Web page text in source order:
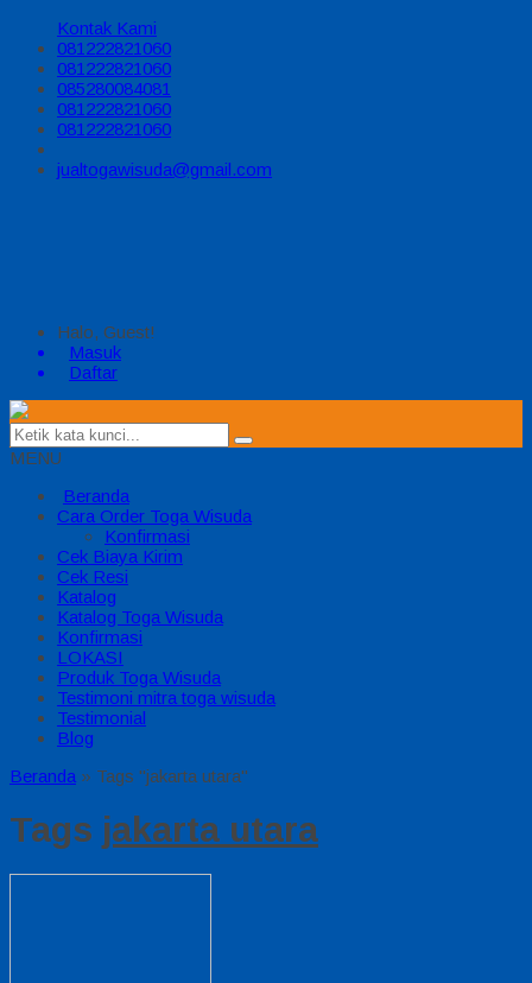
Kontak Kami
081222821060
081222821060
085280084081
081222821060
081222821060
jualtogawisuda@gmail.com
Halo, Guest!
Masuk
Daftar
MENU
Beranda
Cara Order Toga Wisuda
Konfirmasi
Cek Biaya Kirim
Cek Resi
Katalog
Katalog Toga Wisuda
Konfirmasi
LOKASI
Produk Toga Wisuda
Testimoni mitra toga wisuda
Testimonial
Blog
Beranda » Tags "jakarta utara"
Tags jakarta utara